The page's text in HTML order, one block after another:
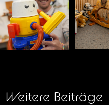
Weitere Beiträge